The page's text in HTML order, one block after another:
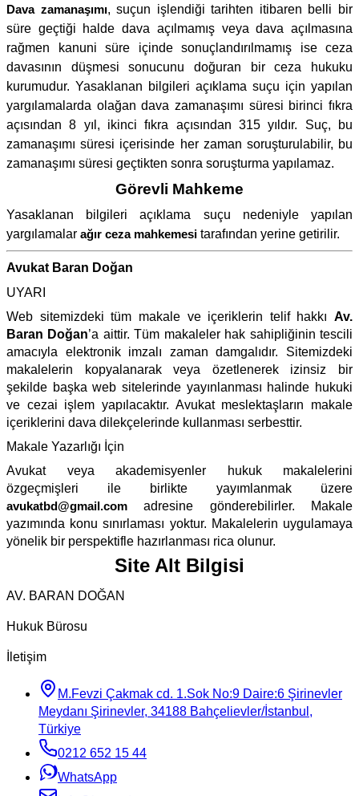
Dava zamanaşımı, suçun işlendiği tarihten itibaren belli bir
süre geçtiği halde dava açılmamış veya dava açılmasına
rağmen kanuni süre içinde sonuçlandırılmamış ise ceza
davasının düşmesi sonucunu doğuran bir ceza hukuku
kurumudur. Yasaklanan bilgileri açıklama suçu için yapılan
yargılamalarda olağan dava zamanaşımı süresi birinci fıkra
açısından 8 yıl, ikinci fıkra açısından 315 yıldır. Suç, bu
zamanaşımı süresi içerisinde her zaman soruşturulabilir, bu
zamanaşımı süresi geçtikten sonra soruşturma yapılamaz.
Görevli Mahkeme
Yasaklanan bilgileri açıklama suçu nedeniyle yapılan
yargılamalar ağır ceza mahkemesi tarafından yerine getirilir.
Avukat Baran Doğan
UYARI
Web sitemizdeki tüm makale ve içeriklerin telif hakkı Av.
Baran Doğan’a aittir. Tüm makaleler hak sahipliğinin tescili
amacıyla elektronik imzalı zaman damgalıdır. Sitemizdeki
makalelerin kopyalanarak veya özetlenerek izinsiz bir
şekilde başka web sitelerinde yayınlanması halinde hukuki
ve cezai işlem yapılacaktır. Avukat meslektaşların makale
içeriklerini dava dilekçelerinde kullanması serbesttir.
Makale Yazarlığı İçin
Avukat veya akademisyenler hukuk makalelerini
özgeçmişleri ile birlikte yayımlanmak üzere
avukatbd@gmail.com adresine gönderebilirler. Makale
yazımında konu sınırlaması yoktur. Makalelerin uygulamaya
yönelik bir perspektifle hazırlanması rica olunur.
Site Alt Bilgisi
AV. BARAN DOĞAN
Hukuk Bürosu
İletişim
M.Fevzi Çakmak cd. 1.Sok No:9 Daire:6 Şirinevler
Meydanı Şirinevler, 34188 Bahçelievler/İstanbul,
Türkiye
0212 652 15 44
WhatsApp